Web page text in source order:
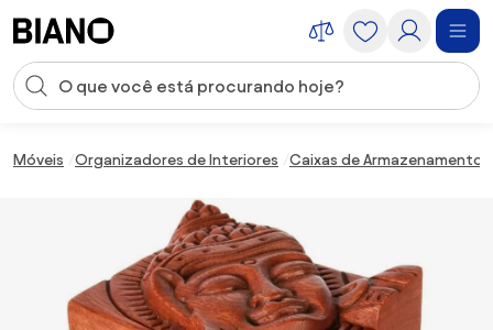
Entrada de pesquisa
Móveis Organizadores de Interiores Caixas de Armazenamento